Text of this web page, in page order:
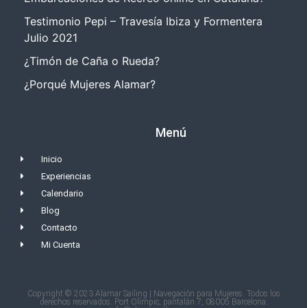
Testimonio Pepi – Travesía Ibiza y Formentera
Julio 2021
¿Timón de Caña o Rueda?
¿Porqué Mujeres Alamar?
Menú
Inicio
Experiencias
Calendario
Blog
Contacto
Mi Cuenta
Copyright © 2023 Alamar Sailing | Navegación para Mujeres. Todos los
derechos reservados. Port Olímpic, pantalán 7, 08005 Barcelona.